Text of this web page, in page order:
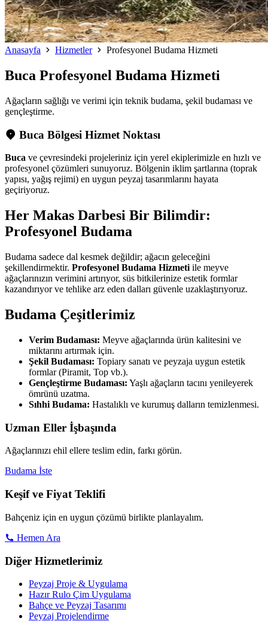
Anasayfa Hizmetler Profesyonel Budama Hizmeti
Buca Profesyonel Budama Hizmeti
Ağaçların sağlığı ve verimi için teknik budama, şekil budaması ve
gençleştirme.
Buca Bölgesi Hizmet Noktası
Buca ve çevresindeki projeleriniz için yerel ekiplerimizle en hızlı ve
profesyonel çözümleri sunuyoruz. Bölgenin iklim şartlarına (toprak
yapısı, yağış rejimi) en uygun peyzaj tasarımlarını hayata
geçiriyoruz.
Her Makas Darbesi Bir Bilimdir:
Profesyonel Budama
Budama sadece dal kesmek değildir; ağacın geleceğini
şekillendirmektir. Profesyonel Budama Hizmeti ile meyve
ağaçlarınızın verimini artırıyor, süs bitkilerinize estetik formlar
kazandırıyor ve tehlike arz eden dalları güvenle uzaklaştırıyoruz.
Budama Çeşitlerimiz
Verim Budaması: Meyve ağaçlarında ürün kalitesini ve
miktarını artırmak için.
Şekil Budaması: Topiary sanatı ve peyzaja uygun estetik
formlar (Piramit, Top vb.).
Gençleştirme Budaması: Yaşlı ağaçların tacını yenileyerek
ömrünü uzatma.
Sıhhi Budama: Hastalıklı ve kurumuş dalların temizlenmesi.
Uzman Eller İşbaşında
Ağaçlarınızı ehil ellere teslim edin, farkı görün.
Budama İste
Keşif ve Fiyat Teklifi
Bahçeniz için en uygun çözümü birlikte planlayalım.
Hemen Ara
Diğer Hizmetlerimiz
Peyzaj Proje & Uygulama
Hazır Rulo Çim Uygulama
Bahçe ve Peyzaj Tasarımı
Peyzaj Projelendirme